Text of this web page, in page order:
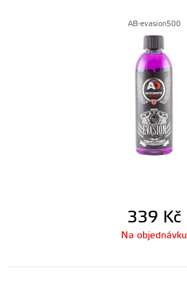
AB-evasion500
339 Kč
Na objednávku